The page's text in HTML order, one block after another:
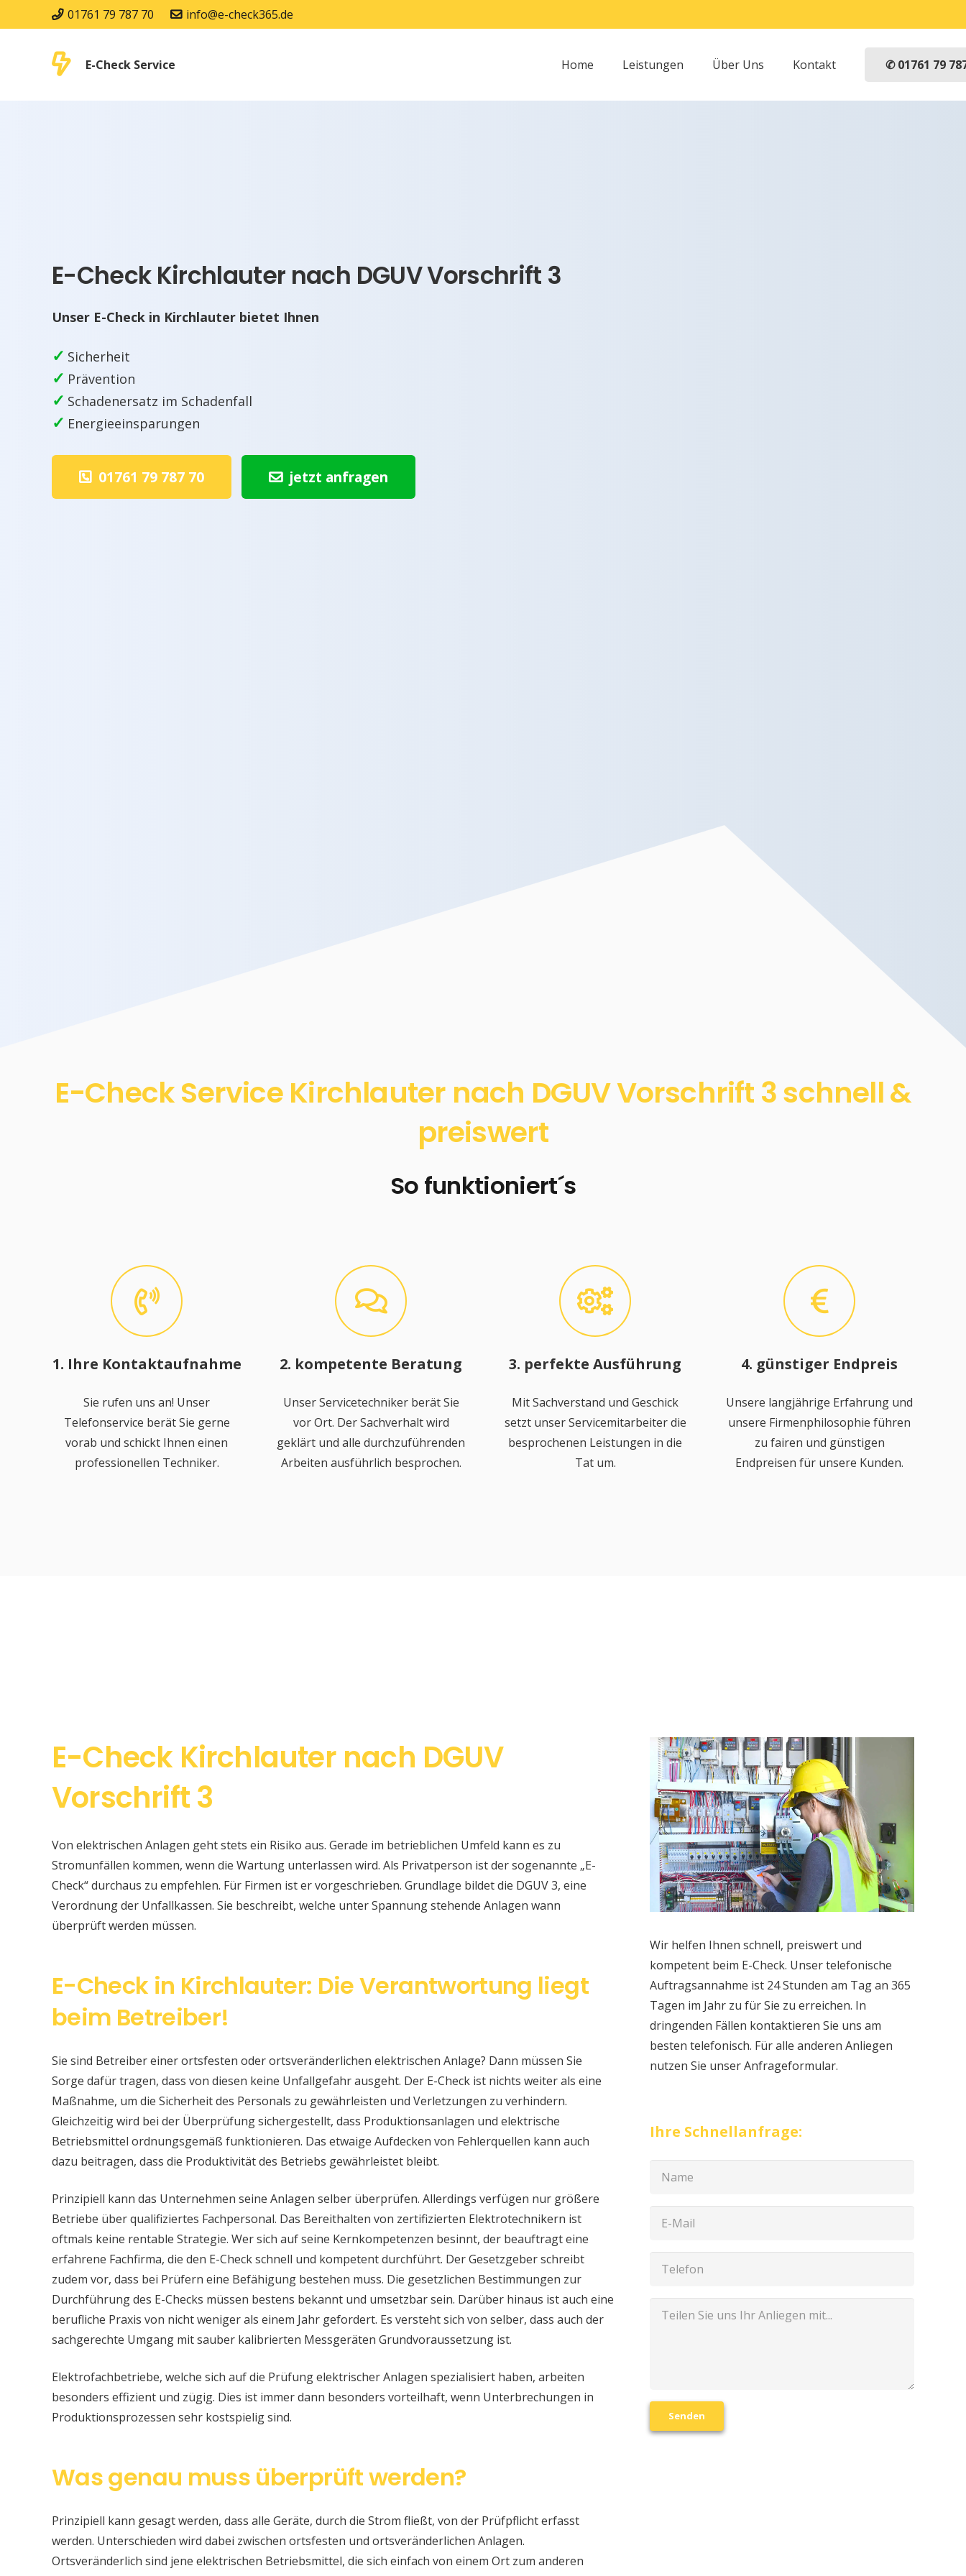
01761 79 787 70 info@e-check365.de
E-Check Service Home Leistungen Über Uns Kontakt ✆ 01761 79
E-Check Kirchlauter nach DGUV Vorschrift 3
Unser E-Check in Kirchlauter bietet Ihnen
✓ Sicherheit
✓ Prävention
✓ Schadenersatz im Schadenfall
✓ Energieeinsparungen
01761 79 787 70 jetzt anfragen
E-Check Service Kirchlauter nach DGUV Vorschrift 3 schnell &
preiswert
So funktioniert´s
1. Ihre Kontaktaufnahme
Sie rufen uns an! Unser
Telefonservice berät Sie gerne
vorab und schickt Ihnen einen
professionellen Techniker.
2. kompetente Beratung
Unser Servicetechniker berät Sie
vor Ort. Der Sachverhalt wird
geklärt und alle durchzuführenden
Arbeiten ausführlich besprochen.
3. perfekte Ausführung
Mit Sachverstand und Geschick
setzt unser Servicemitarbeiter die
besprochenen Leistungen in die
Tat um.
4. günstiger Endpreis
Unsere langjährige Erfahrung und
unsere Firmenphilosophie führen
zu fairen und günstigen
Endpreisen für unsere Kunden.
E-Check Kirchlauter nach DGUV
Vorschrift 3
Von elektrischen Anlagen geht stets ein Risiko aus. Gerade im betrieblichen Umfeld kann es zu
Stromunfällen kommen, wenn die Wartung unterlassen wird. Als Privatperson ist der sogenannte „E-
Check“ durchaus zu empfehlen. Für Firmen ist er vorgeschrieben. Grundlage bildet die DGUV 3, eine
Verordnung der Unfallkassen. Sie beschreibt, welche unter Spannung stehende Anlagen wann
überprüft werden müssen.
E-Check in Kirchlauter: Die Verantwortung liegt
beim Betreiber!
Sie sind Betreiber einer ortsfesten oder ortsveränderlichen elektrischen Anlage? Dann müssen Sie
Sorge dafür tragen, dass von diesen keine Unfallgefahr ausgeht. Der E-Check ist nichts weiter als eine
Maßnahme, um die Sicherheit des Personals zu gewährleisten und Verletzungen zu verhindern.
Gleichzeitig wird bei der Überprüfung sichergestellt, dass Produktionsanlagen und elektrische
Betriebsmittel ordnungsgemäß funktionieren. Das etwaige Aufdecken von Fehlerquellen kann auch
dazu beitragen, dass die Produktivität des Betriebs gewährleistet bleibt.
Prinzipiell kann das Unternehmen seine Anlagen selber überprüfen. Allerdings verfügen nur größere
Betriebe über qualifiziertes Fachpersonal. Das Bereithalten von zertifizierten Elektrotechnikern ist
oftmals keine rentable Strategie. Wer sich auf seine Kernkompetenzen besinnt, der beauftragt eine
erfahrene Fachfirma, die den E-Check schnell und kompetent durchführt. Der Gesetzgeber schreibt
zudem vor, dass bei Prüfern eine Befähigung bestehen muss. Die gesetzlichen Bestimmungen zur
Durchführung des E-Checks müssen bestens bekannt und umsetzbar sein. Darüber hinaus ist auch eine
berufliche Praxis von nicht weniger als einem Jahr gefordert. Es versteht sich von selber, dass auch der
sachgerechte Umgang mit sauber kalibrierten Messgeräten Grundvoraussetzung ist.
Elektrofachbetriebe, welche sich auf die Prüfung elektrischer Anlagen spezialisiert haben, arbeiten
besonders effizient und zügig. Dies ist immer dann besonders vorteilhaft, wenn Unterbrechungen in
Produktionsprozessen sehr kostspielig sind.
Was genau muss überprüft werden?
Prinzipiell kann gesagt werden, dass alle Geräte, durch die Strom fließt, von der Prüfpflicht erfasst
werden. Unterschieden wird dabei zwischen ortsfesten und ortsveränderlichen Anlagen.
Ortsveränderlich sind jene elektrischen Betriebsmittel, die sich einfach von einem Ort zum anderen
Wir helfen Ihnen schnell, preiswert und
kompetent beim E-Check. Unser telefonische
Auftragsannahme ist 24 Stunden am Tag an 365
Tagen im Jahr zu für Sie zu erreichen. In
dringenden Fällen kontaktieren Sie uns am
besten telefonisch. Für alle anderen Anliegen
nutzen Sie unser Anfrageformular.
Ihre Schnellanfrage:
Senden